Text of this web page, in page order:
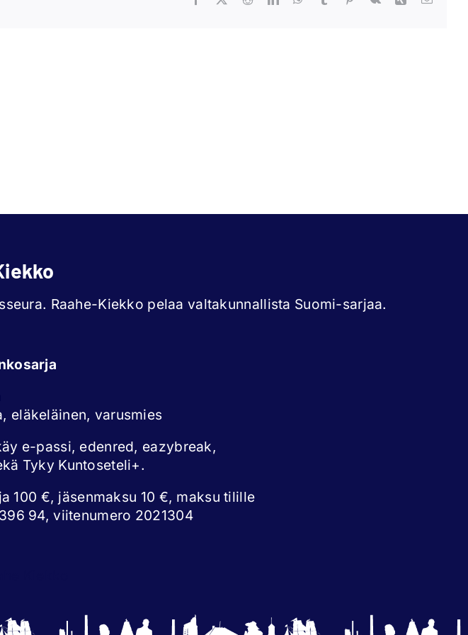
Raahe-Kiekko pelaa valtakunnallista Suomi-sarjaa.
eläkeläinen, varusmies
e-passi, edenred, eazybreak,
Tyky Kuntoseteli+.
100 €, jäsenmaksu 10 €, maksu tilille
94, viitenumero 2021304